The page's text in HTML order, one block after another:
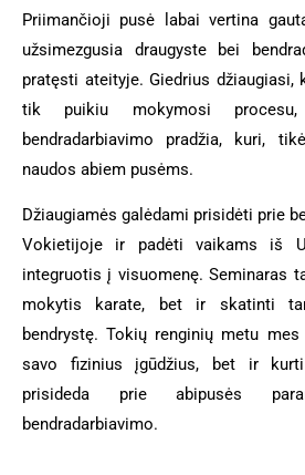
Priimančioji pusė labai vertina
užsimezgusia draugyste bei
pratęsti ateityje. Giedrius džiaugiasi,
tik puikiu mokymosi
bendradarbiavimo pradžia, kuri,
naudos abiem pusėms.
Džiaugiamės galėdami prisidėti prie
Vokietijoje ir padėti vaikams iš
integruotis į visuomenę. Seminaras
mokytis karate, bet ir skatinti
bendrystę. Tokių renginių metu
savo fizinius įgūdžius, bet ir
prisideda prie abipusės
bendradarbiavimo.